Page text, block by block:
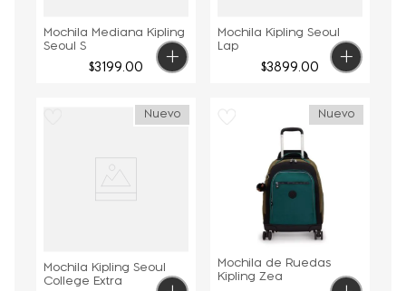
Mochila Mediana Kipling
Seoul S
$3199.00
Mochila Kipling Seoul
Lap
$3899.00
Nuevo
Mochila Kipling Seoul
College Extra
Nuevo
Mochila de Ruedas
Kipling Zea